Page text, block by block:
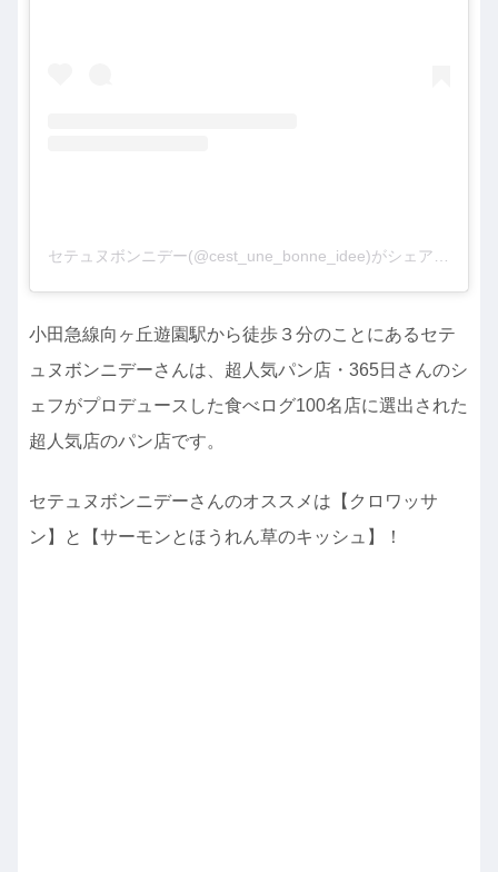
セテュヌボンニデー(@cest_une_bonne_idee)がシェアした投稿
小田急線向ヶ丘遊園駅から徒歩３分のことにあるセテ
ュヌボンニデーさんは、超人気パン店・365日さんのシ
ェフがプロデュースした食べログ100名店に選出された
超人気店のパン店です。
セテュヌボンニデーさんのオススメは【クロワッサ
ン】と【サーモンとほうれん草のキッシュ】！